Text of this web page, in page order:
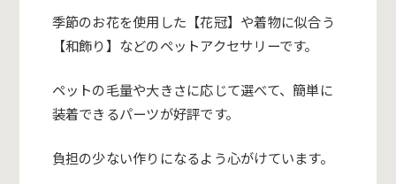
季節のお花を使用した【花冠】や着物に似合う
【和飾り】 などのペットアクセサリーです。
ペットの毛量や大きさに応じて選べて、簡単に
装着できるパーツが好評です。
負担の少ない作りになるよう心がけています。